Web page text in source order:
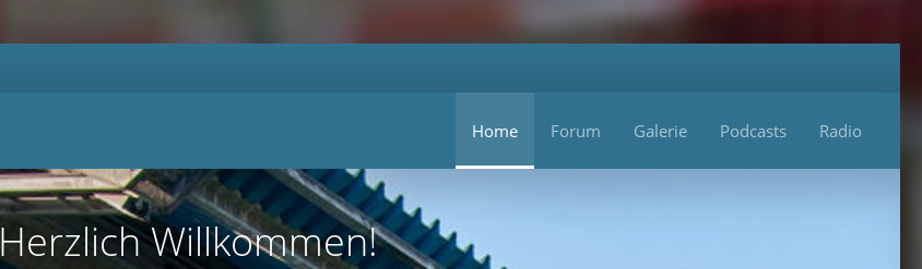
Home Forum Galerie Podcasts Radio
Herzlich Willkommen!